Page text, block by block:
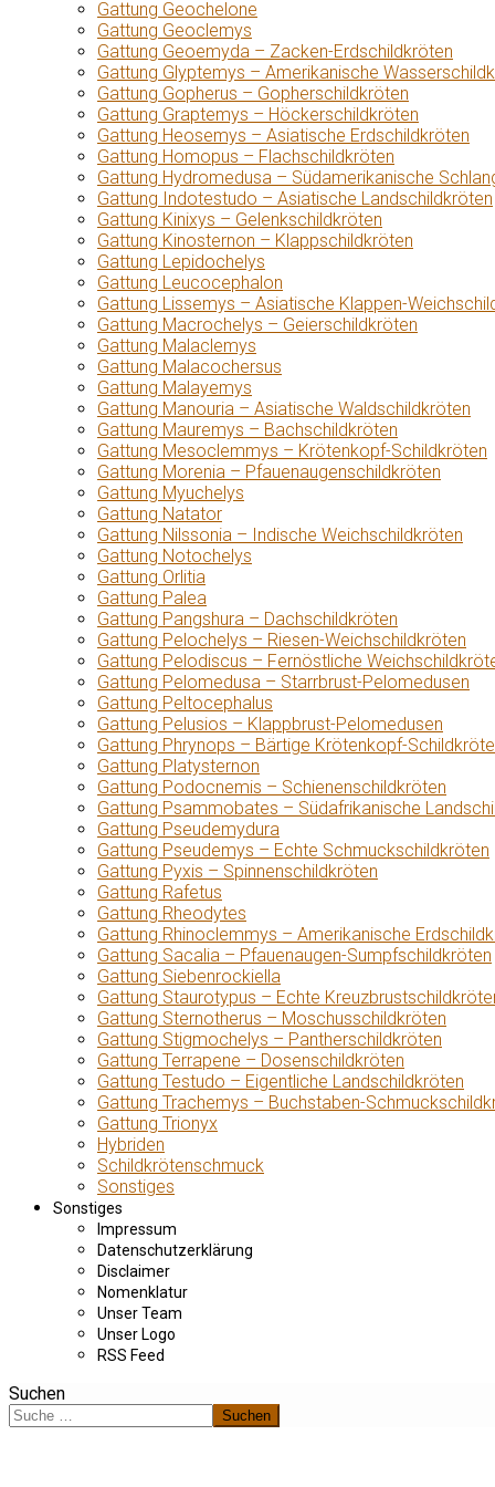
Gattung Geochelone
Gattung Geoclemys
Gattung Geoemyda – Zacken-Erdschildkröten
Gattung Glyptemys – Amerikanische
Gattung Gopherus – Gopherschildkröten
Gattung Graptemys – Höckerschildkröten
Gattung Heosemys – Asiatische Erdschildkröten
Gattung Homopus – Flachschildkröten
Gattung Hydromedusa – Südamerikanische
Gattung Indotestudo – Asiatische Landschildkröten
Gattung Kinixys – Gelenkschildkröten
Gattung Kinosternon – Klappschildkröten
Gattung Lepidochelys
Gattung Leucocephalon
Gattung Lissemys – Asiatische Klappen-
Gattung Macrochelys – Geierschildkröten
Gattung Malaclemys
Gattung Malacochersus
Gattung Malayemys
Gattung Manouria – Asiatische Waldschildkröten
Gattung Mauremys – Bachschildkröten
Gattung Mesoclemmys – Krötenkopf-Schildkröten
Gattung Morenia – Pfauenaugenschildkröten
Gattung Myuchelys
Gattung Natator
Gattung Nilssonia – Indische Weichschildkröten
Gattung Notochelys
Gattung Orlitia
Gattung Palea
Gattung Pangshura – Dachschildkröten
Gattung Pelochelys – Riesen-Weichschildkröten
Gattung Pelodiscus – Fernöstliche
Gattung Pelomedusa – Starrbrust-Pelomedusen
Gattung Peltocephalus
Gattung Pelusios – Klappbrust-Pelomedusen
Gattung Phrynops – Bärtige Krötenkopf-
Gattung Platysternon
Gattung Podocnemis – Schienenschildkröten
Gattung Psammobates – Südafrikanische
Gattung Pseudemydura
Gattung Pseudemys – Echte Schmuckschildkröten
Gattung Pyxis – Spinnenschildkröten
Gattung Rafetus
Gattung Rheodytes
Gattung Rhinoclemmys – Amerikanische
Gattung Sacalia – Pfauenaugen-Sumpfschildkröten
Gattung Siebenrockiella
Gattung Staurotypus – Echte
Gattung Sternotherus – Moschusschildkröten
Gattung Stigmochelys – Pantherschildkröten
Gattung Terrapene – Dosenschildkröten
Gattung Testudo – Eigentliche Landschildkröten
Gattung Trachemys – Buchstaben-
Gattung Trionyx
Hybriden
Schildkrötenschmuck
Sonstiges
Sonstiges
Impressum
Datenschutzerklärung
Disclaimer
Nomenklatur
Unser Team
Unser Logo
RSS Feed
Suchen
Suchen